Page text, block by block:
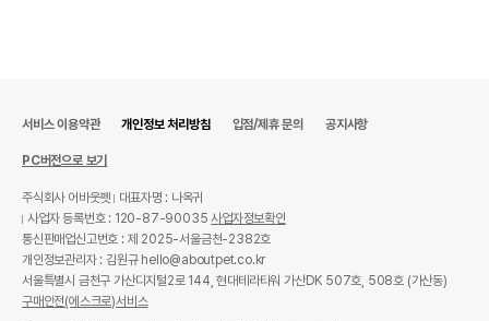
서비스 이용약관 개인정보 처리방침 입점/제휴 문의 공지사항
PC버전으로 보기
주식회사 어바웃펫
대표자명 : 나옥귀
사업자 등록번호 : 120-87-90035사업자정보확인
통신판매업신고번호 : 제 2025-서울금천-2382호
개인정보관리자 : 김원규 hello@aboutpet.co.kr
서울특별시 금천구 가산디지털2로 144, 현대테라타워 가산DK 507호, 508호 (가산동)
구매안전(에스크로)서비스